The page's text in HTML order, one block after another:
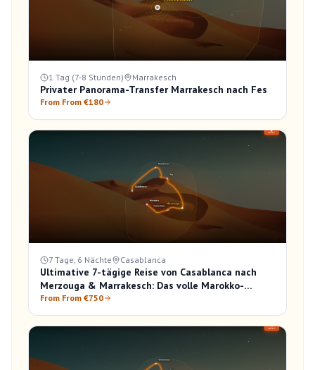
1 Tag (7-8 Stunden) Marrakesch
Privater Panorama-Transfer Marrakesch nach Fes
From From €180
7 Tage, 6 Nächte Casablanca
Ultimative 7-tägige Reise von Casablanca nach
Merzouga & Marrakesch: Das volle Marokko-
Erlebnis
From From €750